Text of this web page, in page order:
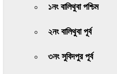
১নং বালিথুবা পশ্চিম
২নং বালিথুবা পূর্ব
৩নং সুবিদপুর পূর্ব